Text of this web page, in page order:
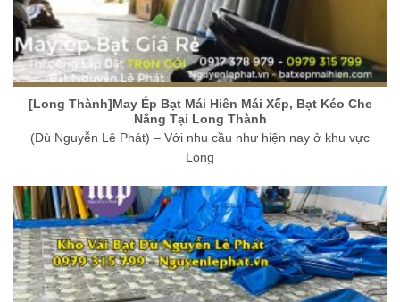
[Long Thành]May Ép Bạt Mái Hiên Mái Xếp, Bạt Kéo Che
Nắng Tại Long Thành
(Dù Nguyễn Lê Phát) – Với nhu cầu như hiện nay ở khu vực
Long